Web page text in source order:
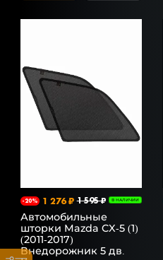
-20% 1 276 ₽ 1 595 ₽ В НАЛИЧИИ
Автомобильные
шторки Mazda CX-5 (1)
(2011-2017)
Внедорожник 5 дв.